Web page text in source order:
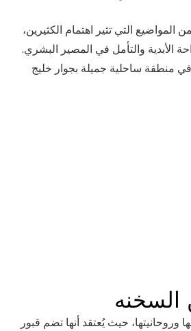
المواضيع التي تثير اهتمام الكثيرين،
الأبدية والتأمل في المصير البشري.
منطقة ساحلية جميلة بجوار خليج
السخنه
وروحانيتها، حيث يُعتقد أنها تضم قبور